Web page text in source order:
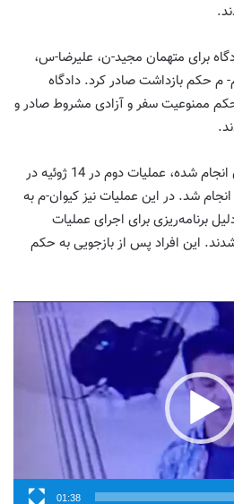
دادگاه برای متهمان مجید-ن، علیرضا-س،
حکم بازداشت صادر کرد. دادگاه
ممنوعیت سفر و آزادی مشروط صادر و
در ادامه تحقیق و بازجویی‌های انجام شده، عملیات دوم در 14 ژوئیه در
شد. در این عملیات نیز کیوان-م به
برنامه‌ریزی برای اجرای عملیات
این افراد پس از بازجویی به حکم
01:38